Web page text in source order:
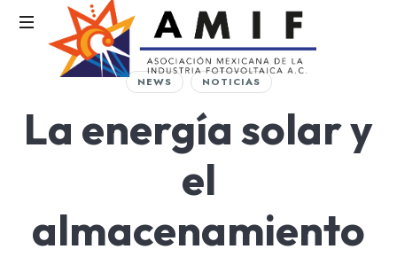
AMIF
de
NEWS NOTICIAS
La energía solar y
el
almacenamiento